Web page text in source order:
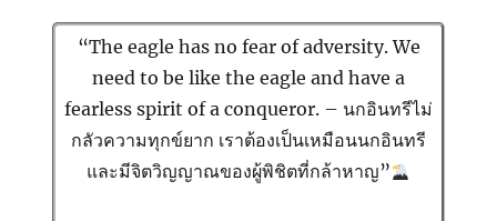
“The eagle has no fear of adversity. We
need to be like the eagle and have a
fearless spirit of a conqueror. – นกอินทรีไม่
กลัวความทุกข์ยาก เราต้องเป็นเหมือนนกอินทรี
และมีจิตวิญญาณของผู้พิชิตที่กล้าหาญ”